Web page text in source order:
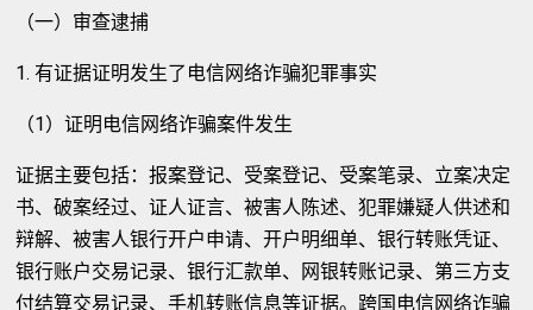
（一）审查逮捕
1. 有证据证明发生了电信网络诈骗犯罪事实
（1）证明电信网络诈骗案件发生
证据主要包括：报案登记、受案登记、受案笔录、立案决定
书、破案经过、证人证言、被害人陈述、犯罪嫌疑人供述和
辩解、被害人银行开户申请、开户明细单、银行转账凭证、
银行账户交易记录、银行汇款单、网银转账记录、第三方支
付结算交易记录、手机转账信息等证据。跨国电信网络诈骗